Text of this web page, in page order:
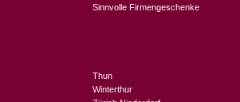
Sinnvolle Firmengeschenke
Thun
Winterthur